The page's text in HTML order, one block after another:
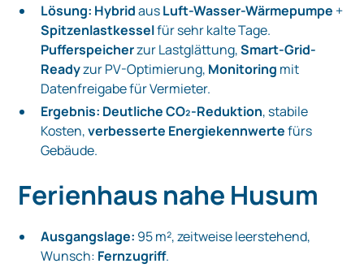
Lösung: HybridausLuft-Wasser-Wärmepumpe +
Spitzenlastkesselfür sehr kalte Tage.
Pufferspeicherzur Lastglättung,Smart-Grid-
Readyzur PV-Optimierung, Monitoring mit
Datenfreigabe für Vermieter.
Ergebnis: Deutliche CO₂-Reduktion, stabile
Kosten,verbesserte Energiekennwertefürs
Gebäude.
Ferienhaus nahe Husum
Ausgangslage: 95 m², zeitweise leerstehend,
Wunsch: Fernzugriff.